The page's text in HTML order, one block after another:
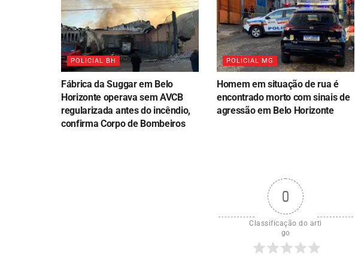
POLICIAL BH
Fábrica da Suggar em Belo
Horizonte operava sem AVCB
regularizada antes do incêndio,
confirma Corpo de Bombeiros
POLICIAL MG
Homem em situação de rua é
encontrado morto com sinais de
agressão em Belo Horizonte
0
Classificação do arti
go